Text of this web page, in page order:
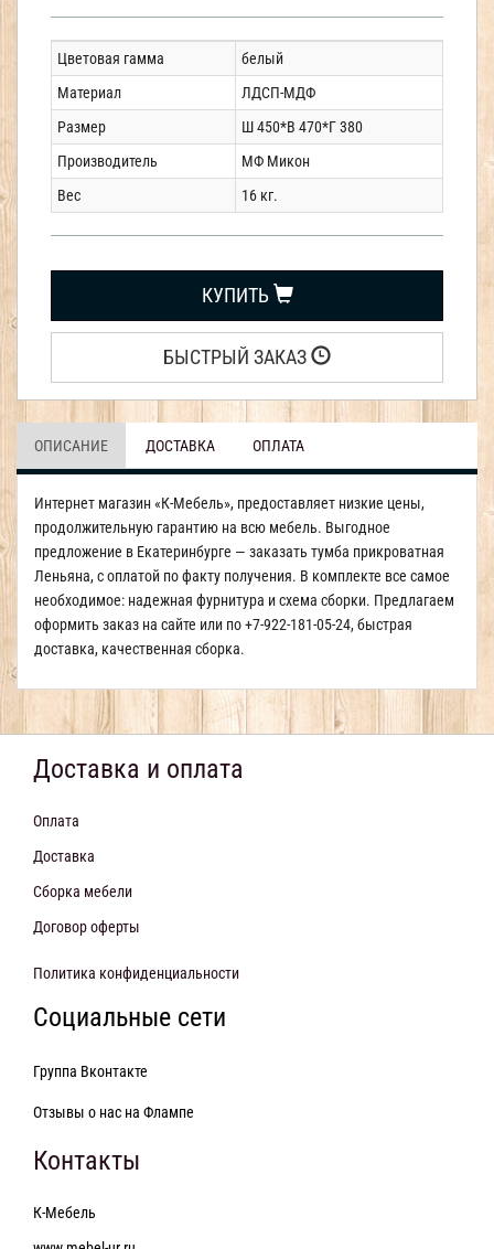
Цветовая гамма
белый
Материал
ЛДСП-МДФ
Размер
Ш 450*В 470*Г 380
Производитель
МФ Микон
Вес
16 кг.
КУПИТЬ
БЫСТРЫЙ ЗАКАЗ
ОПИСАНИЕ ДОСТАВКА ОПЛАТА
Интернет магазин «К-Мебель», предоставляет низкие цены,
продолжительную гарантию на всю мебель. Выгодное
предложение в Екатеринбурге — заказать тумба прикроватная
Леньяна, с оплатой по факту получения. В комплекте все самое
необходимое: надежная фурнитура и схема сборки. Предлагаем
оформить заказ на сайте или по +7-922-181-05-24, быстрая
доставка, качественная сборка.
Доставка и оплата
Оплата
Доставка
Сборка мебели
Договор оферты
Политика конфиденциальности
Социальные сети
Группа Вконтакте
Отзывы о нас на Флампе
Контакты
К-Мебель